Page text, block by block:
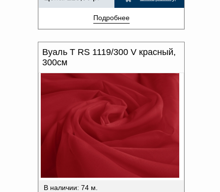
Подробнее
Вуаль T RS 1119/300 V красный,
300см
В наличии: 74 м.